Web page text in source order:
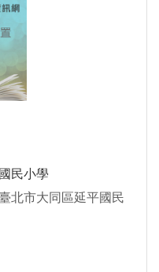
民小學
北市大同區延平國民